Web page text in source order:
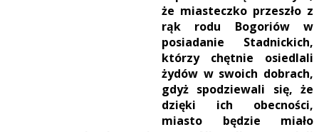
że miasteczko przeszło z
rąk rodu Bogoriów w
posiadanie Stadnickich,
którzy chętnie osiedlali
żydów w swoich dobrach,
gdyż spodziewali się, że
dzięki ich obecności,
miasto będzie miało